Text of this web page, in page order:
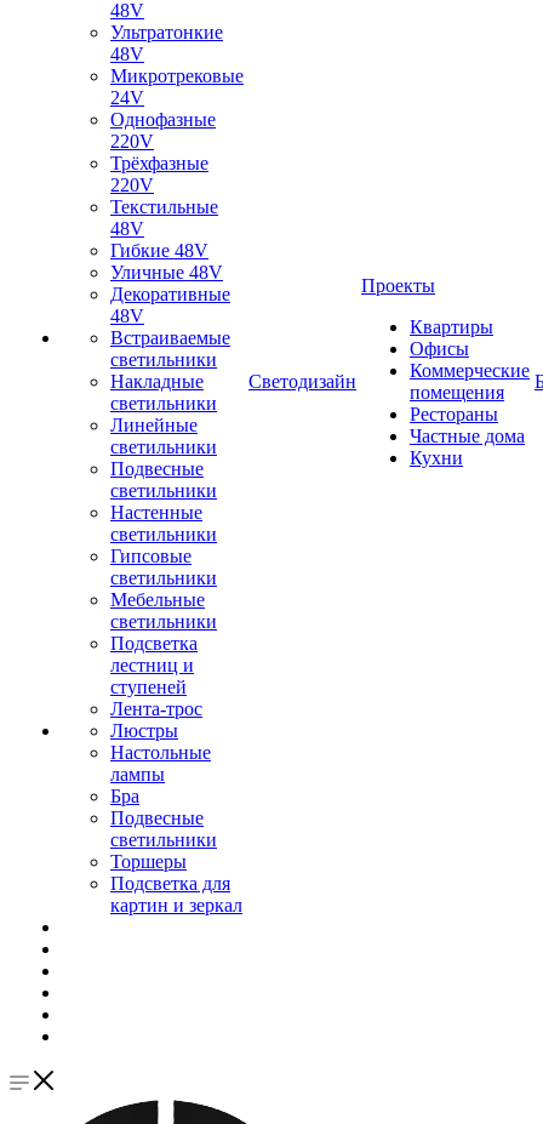
48V
Ультратонкие
48V
Микротрековые
24V
Однофазные
220V
Трёхфазные
220V
Текстильные
48V
Гибкие 48V
Уличные 48V
Декоративные
48V
Встраиваемые
светильники
Накладные
светильники
Линейные
светильники
Подвесные
светильники
Настенные
светильники
Гипсовые
светильники
Мебельные
светильники
Подсветка
лестниц и
ступеней
Лента-трос
Люстры
Настольные
лампы
Бра
Подвесные
светильники
Торшеры
Подсветка для
картин и зеркал
Светодизайн
Проекты
Квартиры
Офисы
Коммерческие
помещения
Рестораны
Частные дома
Кухни